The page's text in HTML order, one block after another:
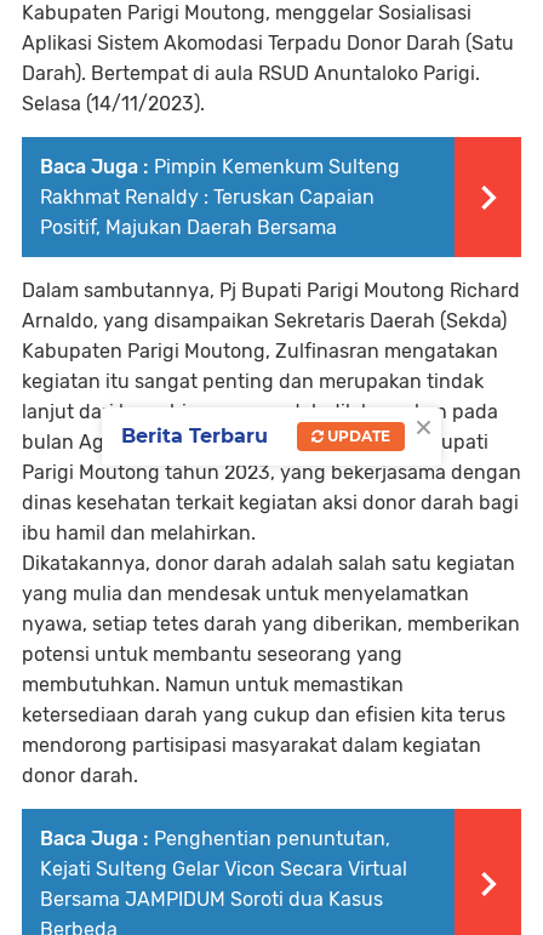
Kabupaten Parigi Moutong, menggelar Sosialisasi
Aplikasi Sistem Akomodasi Terpadu Donor Darah (Satu
Darah). Bertempat di aula RSUD Anuntaloko Parigi.
Selasa (14/11/2023).
Baca Juga : Pimpin Kemenkum Sulteng
Rakhmat Renaldy : Teruskan Capaian
Positif, Majukan Daerah Bersama
Dalam sambutannya, Pj Bupati Parigi Moutong Richard
Arnaldo, yang disampaikan Sekretaris Daerah (Sekda)
Kabupaten Parigi Moutong, Zulfinasran mengatakan
kegiatan itu sangat penting dan merupakan tindak
lanjut dari launching yang sudah dilaksanakan pada
bulan Agustus di gedung auditorium Kantor Bupati
Parigi Moutong tahun 2023, yang bekerjasama dengan
dinas kesehatan terkait kegiatan aksi donor darah bagi
ibu hamil dan melahirkan.
Dikatakannya, donor darah adalah salah satu kegiatan
yang mulia dan mendesak untuk menyelamatkan
nyawa, setiap tetes darah yang diberikan, memberikan
potensi untuk membantu seseorang yang
membutuhkan. Namun untuk memastikan
ketersediaan darah yang cukup dan efisien kita terus
mendorong partisipasi masyarakat dalam kegiatan
donor darah.
Baca Juga : Penghentian penuntutan,
Kejati Sulteng Gelar Vicon Secara Virtual
Bersama JAMPIDUM Soroti dua Kasus
Berbeda
×
Berita Terbaru UPDATE